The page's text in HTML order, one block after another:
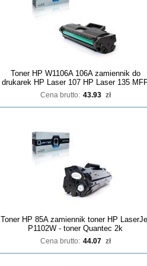
Toner HP W1106A 106A zamiennik do
drukarek HP Laser 107 HP Laser 135
Cena brutto: 43.93 zł
Toner HP 85A zamiennik toner HP
P1102W - toner Quantec 2k
Cena brutto: 44.07 zł